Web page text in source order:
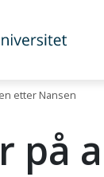
etter Nansen
på